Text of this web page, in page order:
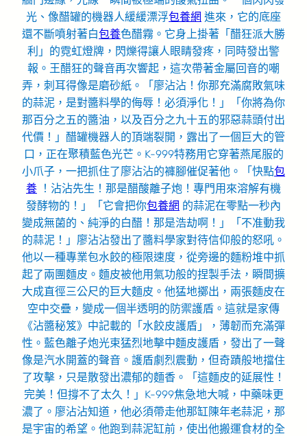
光、像醋罐的機器人緩緩漂浮包養網 進來，它的底座
還不斷噴射著白包養色醋霧。它身上掛著「醋狂派大勝
利」的霓虹燈牌，閃爍得讓人眼睛發疼，同時發出警
報。王醋狂的聲音再次響起，這次帶著金屬回音的嘲
弄，刺耳得像是磨砂紙。「廖沾沾！你那充滿腐敗氣味
的蒜泥，是對醬料學的侮辱！必須淨化！」「你將為你
那百分之五的醬油，以及百分之九十五的邪惡蒜頭付出
代價！」醋罐機器人的頂端裂開，露出了一個巨大的管
口，正在聚積藍色光芒。K-999特務用它穿著燕尾服的
小爪子，一把抓住了廖沾沾的褲腳催促著他。「快點包
養 ！沾沾先生！那是醋酸離子炮！專門用來溶解有機
發酵物的！」「它會把你包養網 的蒜泥在零點一秒內
變成無菌的、純淨的白醋！那是浩劫啊！」「不准動我
的蒜泥！」廖沾沾發出了醬料學家對待信仰般的怒吼。
他以一種專業包水餃的極限速度，從旁邊的麵粉堆中抓
起了兩團麵皮。麵皮被他用氣功般的捏製手法，瞬間擴
大成直徑三公尺的巨大麵皮。他猛地擲出，兩張麵皮在
空中交疊，變成一個半透明的防禦護盾。這就是家傳
《沾醬秘笈》中記載的「水餃皮護盾」，薄韌而充滿彈
性。藍色離子炮光束猛烈地擊中麵皮護盾，發出了一聲
像是汽水開蓋的聲音。護盾劇烈震動，但奇蹟般地擋住
了攻擊，只是散發出濃郁的麵香。「這麵皮的延展性！
完美！但撐不了太久！」K-999焦急地大喊，中藥味更
濃了。廖沾沾知道，他必須帶走他那缸陳年老蒜泥，那
是宇宙的希望。他跑到蒜泥缸前，使出他搬運食材的全